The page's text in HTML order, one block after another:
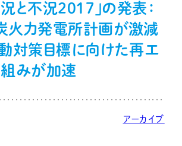
と不況2017」の発表：
火力発電所計画が激減
動対策目標に向けた再エ
組みが加速
アーカイブ